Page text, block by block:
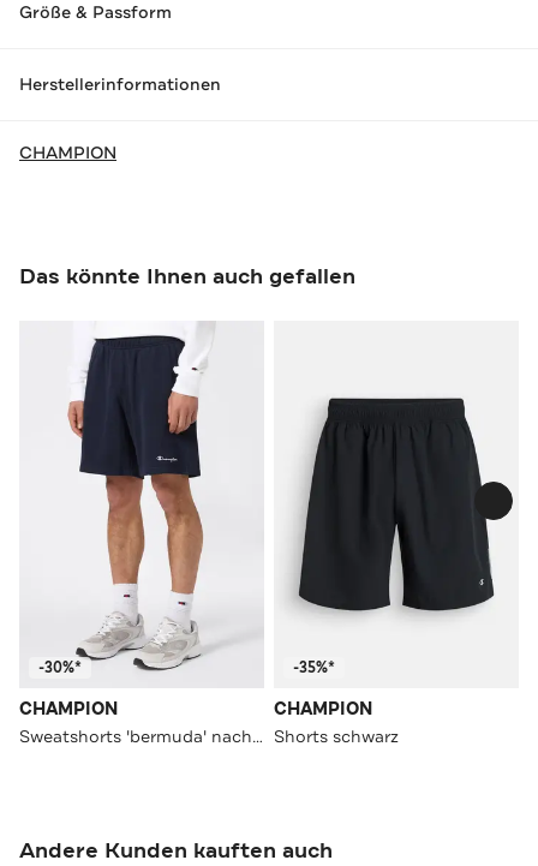
Größe & Passform
Herstellerinformationen
CHAMPION
Das könnte Ihnen auch gefallen
-30%*
CHAMPION
Sweatshorts 'bermuda' nachtblau
-35%*
CHAMPION
Shorts schwarz
Andere Kunden kauften auch